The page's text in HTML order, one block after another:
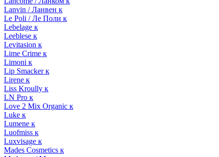
Lanvin / Ланвен к
Le Poli / Ле Поли к
Lebelage к
Leeblese к
Levitasion к
Lime Crime к
Limoni к
Lip Smacker к
Lirene к
Liss Kroully к
LN Pro к
Love 2 Mix Organic к
Luke к
Lumene к
Luofmiss к
Luxvisage к
Mades Cosmetics к